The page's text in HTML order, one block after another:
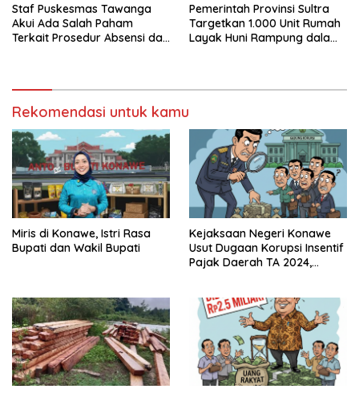
Staf Puskesmas Tawanga
Akui Ada Salah Paham
Terkait Prosedur Absensi dan
Pemerintah Provinsi Sultra
Targetkan 1.000 Unit Rumah
Layak Huni Rampung dalam
Rekomendasi untuk kamu
Miris di Konawe, Istri Rasa
Bupati dan Wakil Bupati
Kejaksaan Negeri Konawe
Usut Dugaan Korupsi Insentif
Pajak Daerah TA 2024,